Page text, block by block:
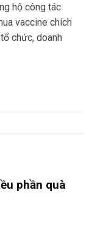
hộ công tác
vaccine chích
chức, doanh
phần quà